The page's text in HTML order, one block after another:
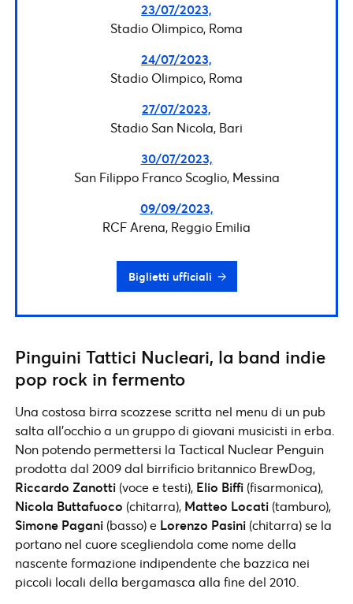
23/07/2023,
Stadio Olimpico, Roma
24/07/2023,
Stadio Olimpico, Roma
27/07/2023,
Stadio San Nicola, Bari
30/07/2023,
San Filippo Franco Scoglio, Messina
09/09/2023,
RCF Arena, Reggio Emilia
Biglietti ufficiali
Pinguini Tattici Nucleari, la band indie
pop rock in fermento
Una costosa birra scozzese scritta nel menu di un pub
salta all’occhio a un gruppo di giovani musicisti in erba.
Non potendo permettersi la Tactical Nuclear Penguin
prodotta dal 2009 dal birrificio britannico BrewDog,
Riccardo Zanotti (voce e testi), Elio Biffi (fisarmonica),
Nicola Buttafuoco (chitarra), Matteo Locati (tamburo),
Simone Pagani (basso) e Lorenzo Pasini (chitarra) se la
portano nel cuore scegliendola come nome della
nascente formazione indipendente che bazzica nei
piccoli locali della bergamasca alla fine del 2010.